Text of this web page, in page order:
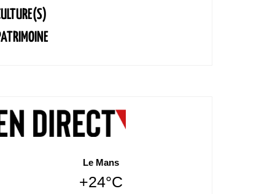
Le Mans
+24°C